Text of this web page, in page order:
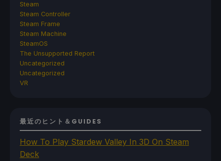
Steam
Steam Controller
Steam Frame
Steam Machine
SteamOS
The Unsupported Report
Uncategorized
Uncategorized
VR
最近のヒント＆GUIDES
How To Play Stardew Valley In 3D On Steam
Deck